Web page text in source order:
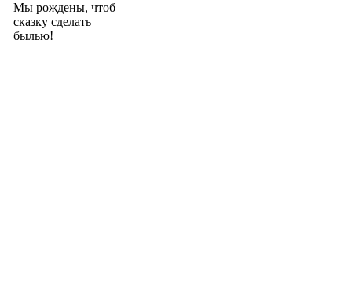
Мы рождены, чтоб
сказку сделать
былью!